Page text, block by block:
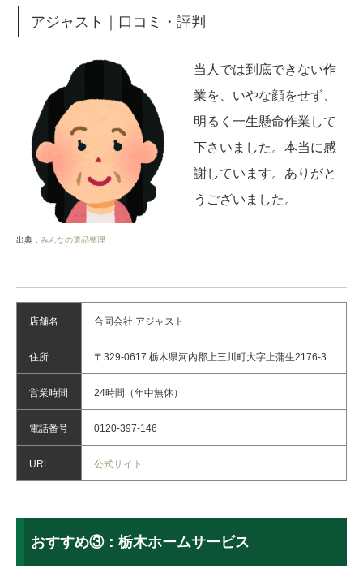
アジャスト｜口コミ・評判
当人では到底できない作
業を、いやな顔をせず、
明るく一生懸命作業して
下さいました。本当に感
謝しています。ありがと
うございました。
出典： みんなの遺品整理
店舗名 合同会社 アジャスト
住所 〒329-0617 栃木県河内郡上三川町大字上蒲生2176-3
営業時間 24時間（年中無休）
電話番号 0120-397-146
URL 公式サイト
おすすめ③：栃木ホームサービス